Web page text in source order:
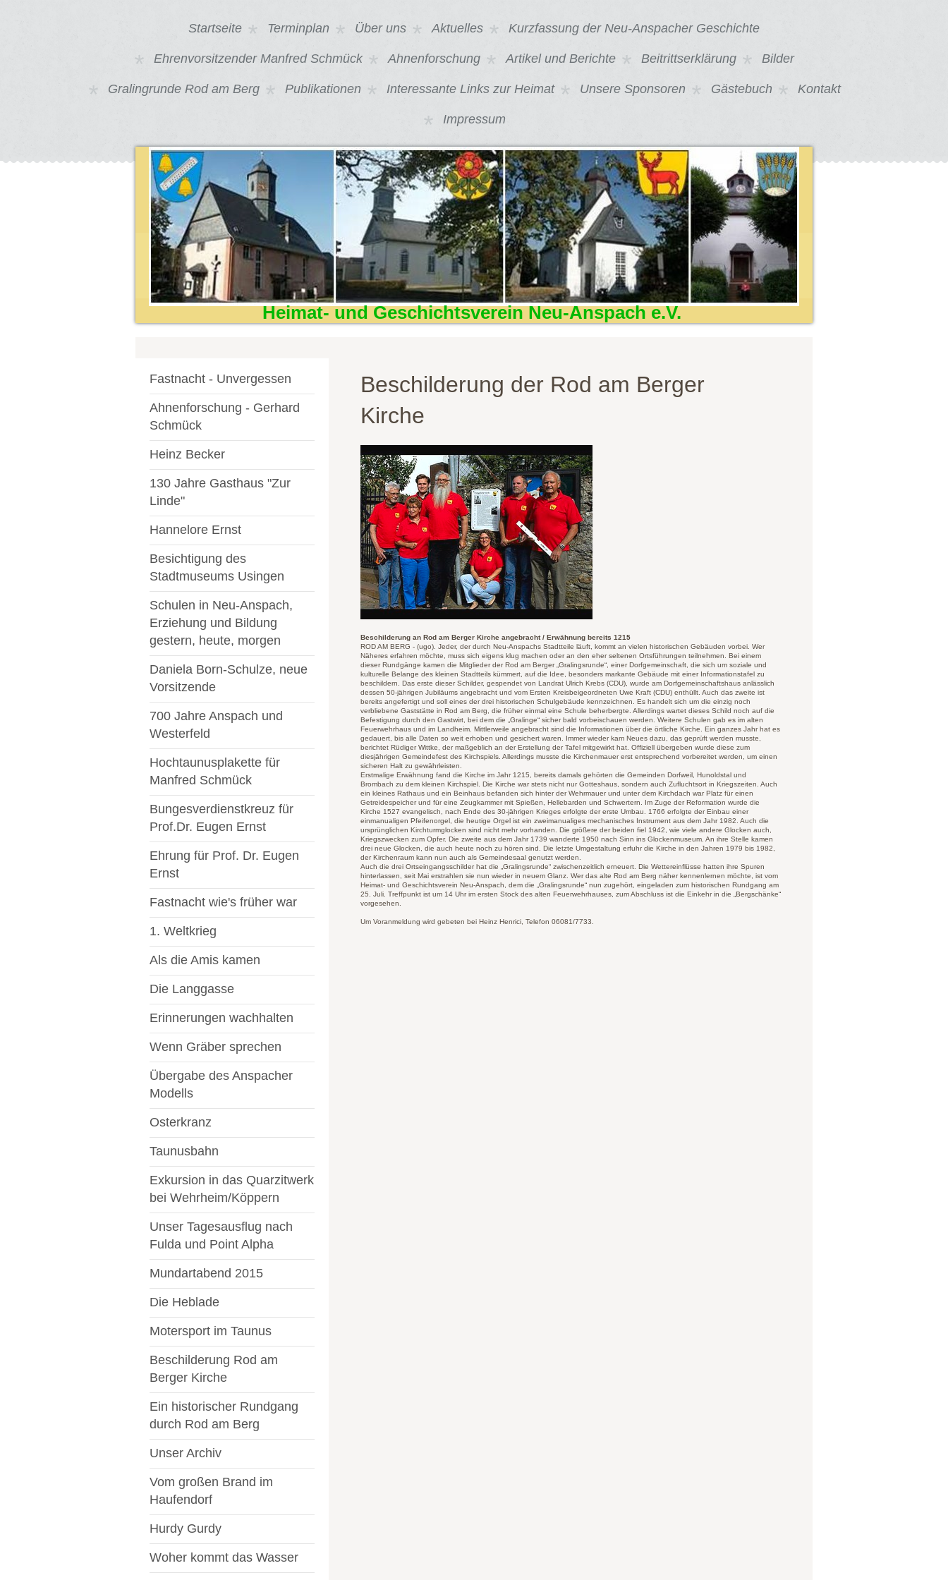
Startseite Terminplan Über uns Aktuelles Kurzfassung der Neu-Anspacher Geschichte
Ehrenvorsitzender Manfred Schmück Ahnenforschung Artikel und Berichte Beitrittserklärung Bilder
Gralingrunde Rod am Berg Publikationen Interessante Links zur Heimat Unsere Sponsoren Gästebuch Kontakt
Impressum
Heimat- und Geschichtsverein Neu-Anspach e.V.
Beschilderung der Rod am Berger
Kirche
Beschilderung an Rod am Berger Kirche angebracht / Erwähnung bereits 1215
ROD AM BERG - (ugo). Jeder, der durch Neu-Anspachs Stadtteile läuft, kommt an vielen historischen Gebäuden vorbei. Wer
Näheres erfahren möchte, muss sich eigens klug machen oder an den eher seltenen Ortsführungen teilnehmen. Bei einem
dieser Rundgänge kamen die Mitglieder der Rod am Berger „Gralingsrunde“, einer Dorfgemeinschaft, die sich um soziale und
kulturelle Belange des kleinen Stadtteils kümmert, auf die Idee, besonders markante Gebäude mit einer Informationstafel zu
beschildern. Das erste dieser Schilder, gespendet von Landrat Ulrich Krebs (CDU), wurde am Dorfgemeinschaftshaus anlässlich
dessen 50-jährigen Jubiläums angebracht und vom Ersten Kreisbeigeordneten Uwe Kraft (CDU) enthüllt. Auch das zweite ist
bereits angefertigt und soll eines der drei historischen Schulgebäude kennzeichnen. Es handelt sich um die einzig noch
verbliebene Gaststätte in Rod am Berg, die früher einmal eine Schule beherbergte. Allerdings wartet dieses Schild noch auf die
Befestigung durch den Gastwirt, bei dem die „Gralinge“ sicher bald vorbeischauen werden. Weitere Schulen gab es im alten
Feuerwehrhaus und im Landheim. Mittlerweile angebracht sind die Informationen über die örtliche Kirche. Ein ganzes Jahr hat es
gedauert, bis alle Daten so weit erhoben und gesichert waren. Immer wieder kam Neues dazu, das geprüft werden musste,
berichtet Rüdiger Wittke, der maßgeblich an der Erstellung der Tafel mitgewirkt hat. Offiziell übergeben wurde diese zum
diesjährigen Gemeindefest des Kirchspiels. Allerdings musste die Kirchenmauer erst entsprechend vorbereitet werden, um einen
sicheren Halt zu gewährleisten.
Erstmalige Erwähnung fand die Kirche im Jahr 1215, bereits damals gehörten die Gemeinden Dorfweil, Hunoldstal und
Brombach zu dem kleinen Kirchspiel. Die Kirche war stets nicht nur Gotteshaus, sondern auch Zufluchtsort in Kriegszeiten. Auch
ein kleines Rathaus und ein Beinhaus befanden sich hinter der Wehrmauer und unter dem Kirchdach war Platz für einen
Getreidespeicher und für eine Zeugkammer mit Spießen, Hellebarden und Schwertern. Im Zuge der Reformation wurde die
Kirche 1527 evangelisch, nach Ende des 30-jährigen Krieges erfolgte der erste Umbau. 1766 erfolgte der Einbau einer
einmanualigen Pfeifenorgel, die heutige Orgel ist ein zweimanualiges mechanisches Instrument aus dem Jahr 1982. Auch die
ursprünglichen Kirchturmglocken sind nicht mehr vorhanden. Die größere der beiden fiel 1942, wie viele andere Glocken auch,
Kriegszwecken zum Opfer. Die zweite aus dem Jahr 1739 wanderte 1950 nach Sinn ins Glockenmuseum. An ihre Stelle kamen
drei neue Glocken, die auch heute noch zu hören sind. Die letzte Umgestaltung erfuhr die Kirche in den Jahren 1979 bis 1982,
der Kirchenraum kann nun auch als Gemeindesaal genutzt werden.
Auch die drei Ortseingangsschilder hat die „Gralingsrunde“ zwischenzeitlich erneuert. Die Wettereinflüsse hatten ihre Spuren
hinterlassen, seit Mai erstrahlen sie nun wieder in neuem Glanz. Wer das alte Rod am Berg näher kennenlernen möchte, ist vom
Heimat- und Geschichtsverein Neu-Anspach, dem die „Gralingsrunde“ nun zugehört, eingeladen zum historischen Rundgang am
25. Juli. Treffpunkt ist um 14 Uhr im ersten Stock des alten Feuerwehrhauses, zum Abschluss ist die Einkehr in die „Bergschänke“
vorgesehen.
Um Voranmeldung wird gebeten bei Heinz Henrici, Telefon 06081/7733.
Fastnacht - Unvergessen
Ahnenforschung - Gerhard
Schmück
Heinz Becker
130 Jahre Gasthaus "Zur
Linde"
Hannelore Ernst
Besichtigung des
Stadtmuseums Usingen
Schulen in Neu-Anspach,
Erziehung und Bildung
gestern, heute, morgen
Daniela Born-Schulze, neue
Vorsitzende
700 Jahre Anspach und
Westerfeld
Hochtaunusplakette für
Manfred Schmück
Bungesverdienstkreuz für
Prof.Dr. Eugen Ernst
Ehrung für Prof. Dr. Eugen
Ernst
Fastnacht wie's früher war
1. Weltkrieg
Als die Amis kamen
Die Langgasse
Erinnerungen wachhalten
Wenn Gräber sprechen
Übergabe des Anspacher
Modells
Osterkranz
Taunusbahn
Exkursion in das Quarzitwerk
bei Wehrheim/Köppern
Unser Tagesausflug nach
Fulda und Point Alpha
Mundartabend 2015
Die Heblade
Motersport im Taunus
Beschilderung Rod am
Berger Kirche
Ein historischer Rundgang
durch Rod am Berg
Unser Archiv
Vom großen Brand im
Haufendorf
Hurdy Gurdy
Woher kommt das Wasser